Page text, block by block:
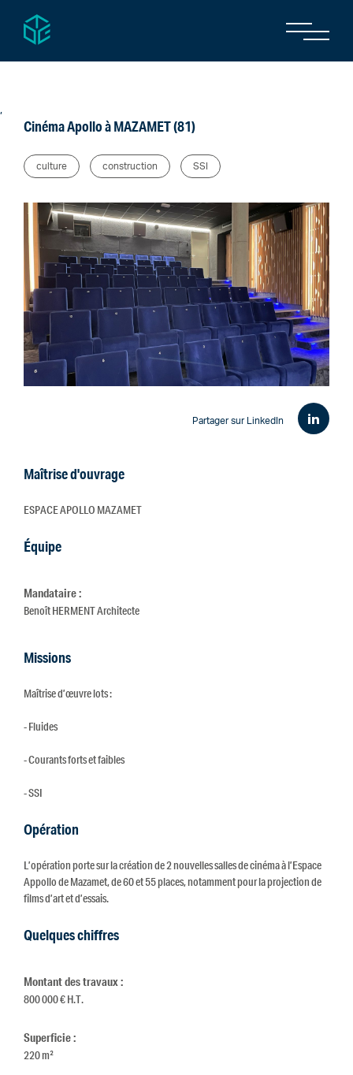
,
Cinéma Apollo à MAZAMET (81)
culture construction SSI
Partager sur LinkedIn
Maîtrise d'ouvrage
ESPACE APOLLO MAZAMET
Équipe
Mandataire :
Benoît HERMENT Architecte
Missions
Maîtrise d’œuvre lots :
- Fluides
- Courants forts et faibles
- SSI
Opération
L’opération porte sur la création de 2 nouvelles salles de cinéma à l’Espace
Appollo de Mazamet, de 60 et 55 places, notamment pour la projection de
films d’art et d’essais.
Quelques chiffres
Montant des travaux :
800 000 € H.T.
Superficie :
220 m²